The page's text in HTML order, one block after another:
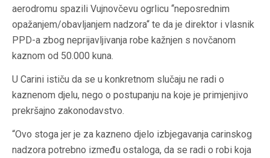
aerodromu spazili Vujnovčevu ogrlicu ‘‘neposrednim
opažanjem/obavljanjem nadzora‘‘ te da je direktor i vlasnik
PPD-a zbog neprijavljivanja robe kažnjen s novčanom
kaznom od 50.000 kuna.
U Carini ističu da se u konkretnom slučaju ne radi o
kaznenom djelu, nego o postupanju na koje je primjenjivo
prekršajno zakonodavstvo.
“Ovo stoga jer je za kazneno djelo izbjegavanja carinskog
nadzora potrebno između ostaloga, da se radi o robi koja